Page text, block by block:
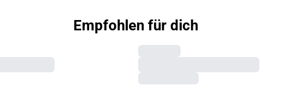
Empfohlen für dich